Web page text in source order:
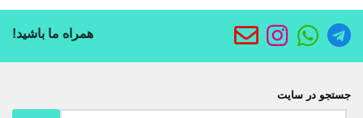
همراه ما باشید!
جستجو در سایت